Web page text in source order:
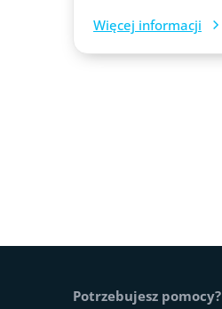
Więcej informacji
Potrzebujesz pomocy?